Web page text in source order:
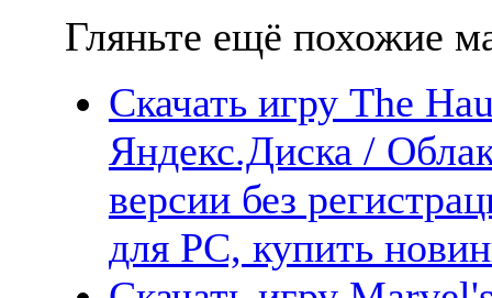
Гляньте ещё похожие
Скачать игру The
Яндекс.Диска /
версии без
для PC, купить